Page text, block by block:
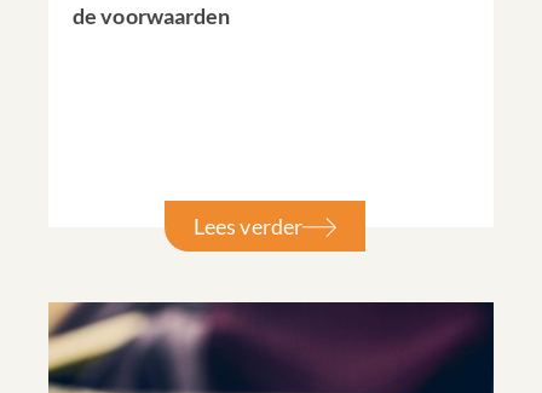
de voorwaarden
Lees verder